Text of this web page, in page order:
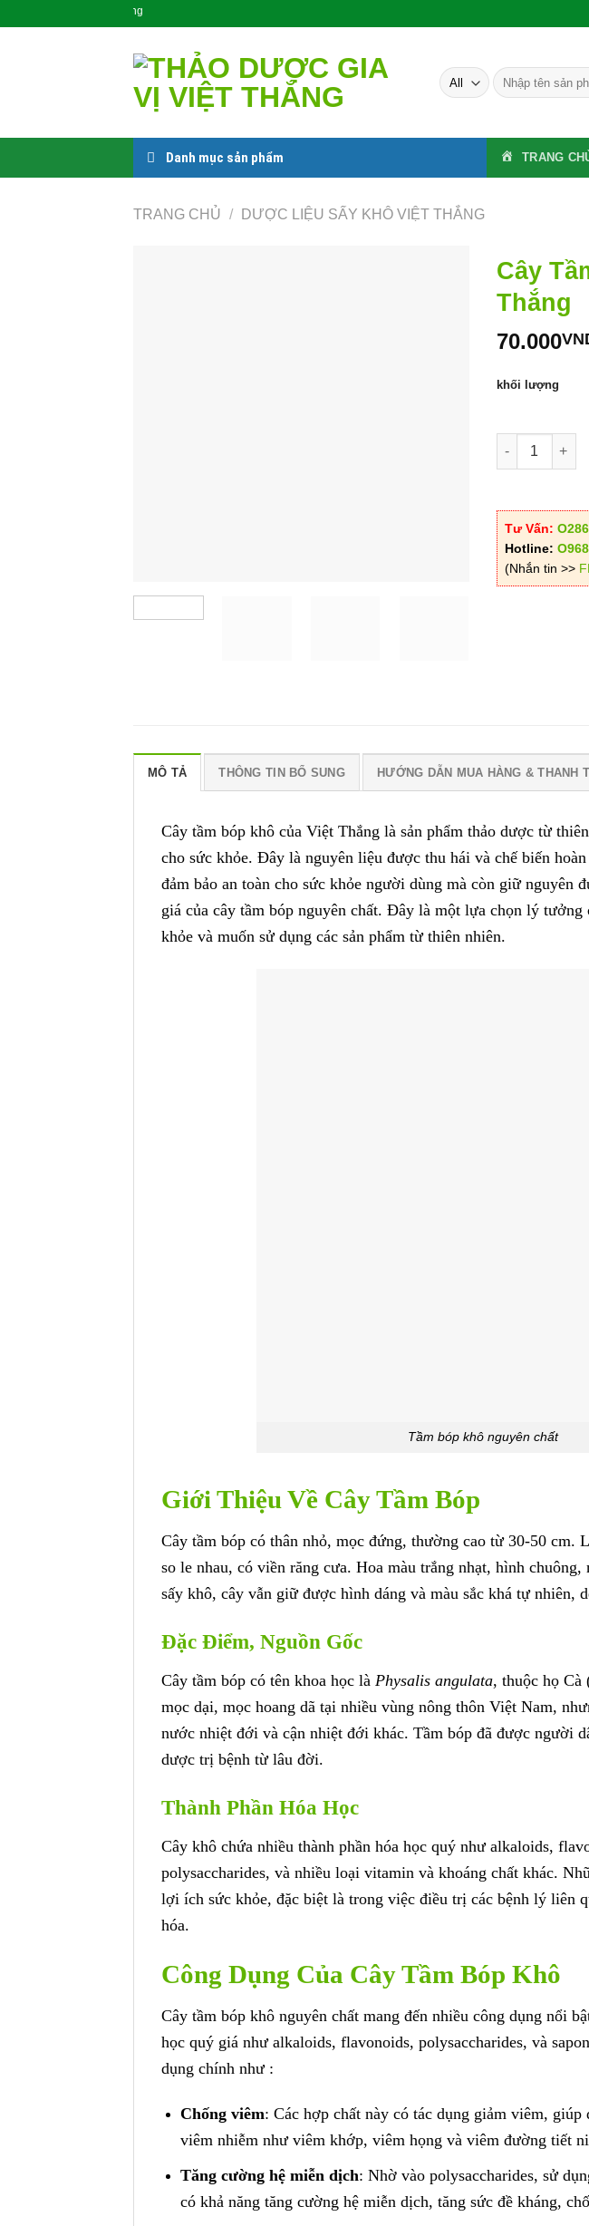
Tìm
kiếm:
Danh mục sản phẩm TRANG
TRANG CHỦ /
DƯỢC LIỆU SẤY KHÔ VIỆT THẮNG
Cây
Thắng
70.000
khối lượng
Cây Tầm
Tư Vấn:
Hotline:
(Nhắn tin >>
MÔ TẢ THÔNG TIN BỔ SUNG HƯỚNG DẪN MUA HÀNG & THANH
Cây tầm bóp khô của Việt Thắng là sản phẩm thảo dược từ
cho sức khỏe. Đây là nguyên liệu được thu hái và chế biến
đảm bảo an toàn cho sức khỏe người dùng mà còn giữ nguyên
giá của cây tầm bóp nguyên chất. Đây là một lựa chọn lý tưởng
khỏe và muốn sử dụng các sản phẩm từ thiên nhiên.
Tầm bóp khô nguyên chất
Giới Thiệu Về Cây Tầm Bóp
Cây tầm bóp có thân nhỏ, mọc đứng, thường cao từ 30-50 cm.
so le nhau, có viền răng cưa. Hoa màu trắng nhạt, hình
sấy khô, cây vẫn giữ được hình dáng và màu sắc khá tự nhiên,
Đặc Điểm, Nguồn Gốc
Cây tầm bóp có tên khoa học là Physalis angulata, thuộc họ Cà
mọc dại, mọc hoang dã tại nhiều vùng nông thôn Việt Nam,
nước nhiệt đới và cận nhiệt đới khác. Tầm bóp đã được người
dược trị bệnh từ lâu đời.
Thành Phần Hóa Học
Cây khô chứa nhiều thành phần hóa học quý như alkaloids,
polysaccharides, và nhiều loại vitamin và khoáng chất khác.
lợi ích sức khỏe, đặc biệt là trong việc điều trị các bệnh lý liên
hóa.
Công Dụng Của Cây Tầm Bóp Khô
Cây tầm bóp khô nguyên chất mang đến nhiều công dụng nổi
học quý giá như alkaloids, flavonoids, polysaccharides, và
dụng chính như :
Chống viêm: Các hợp chất này có tác dụng giảm viêm, giúp
viêm nhiễm như viêm khớp, viêm họng và viêm đường tiết
Tăng cường hệ miễn dịch: Nhờ vào polysaccharides, sử
có khả năng tăng cường hệ miễn dịch, tăng sức đề kháng,